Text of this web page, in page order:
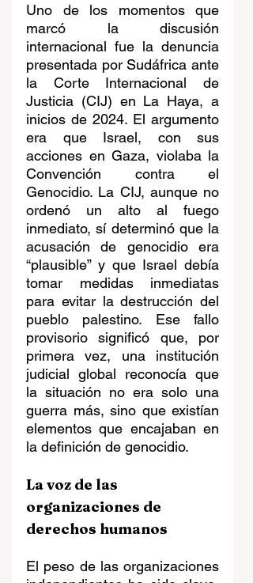
Uno de los momentos que
marcó la discusión
internacional fue la denuncia
presentada por Sudáfrica ante
la Corte Internacional de
Justicia (CIJ) en La Haya, a
inicios de 2024. El argumento
era que Israel, con sus
acciones en Gaza, violaba la
Convención contra el
Genocidio. La CIJ, aunque no
ordenó un alto al fuego
inmediato, sí determinó que la
acusación de genocidio era
“plausible” y que Israel debía
tomar medidas inmediatas
para evitar la destrucción del
pueblo palestino. Ese fallo
provisorio significó que, por
primera vez, una institución
judicial global reconocía que
la situación no era solo una
guerra más, sino que existían
elementos que encajaban en
la definición de genocidio.
La voz de las
organizaciones de
derechos humanos
El peso de las organizaciones